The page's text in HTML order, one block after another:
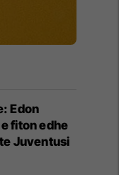
Edon
fiton edhe
Juventusi